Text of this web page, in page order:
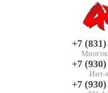
+7
+7
Инт-
+7